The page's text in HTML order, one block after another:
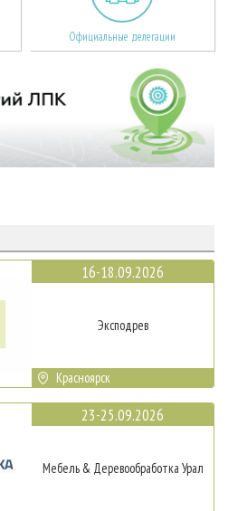
Официальные делегации
16-18.09.2026
Эксподрев
Красноярск
23-25.09.2026
Мебель & Деревообработка Урал